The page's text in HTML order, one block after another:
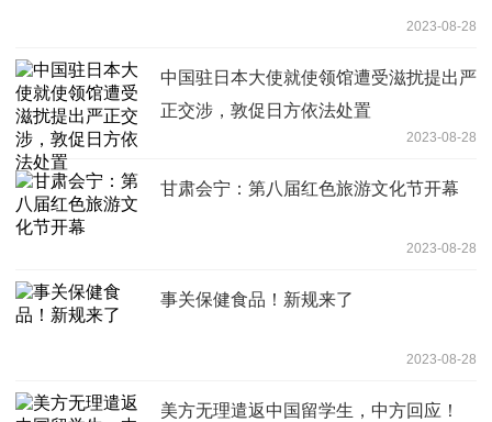
2023-08-28
中国驻日本大使就使领馆遭受滋扰提出严
正交涉，敦促日方依法处置
2023-08-28
甘肃会宁：第八届红色旅游文化节开幕
2023-08-28
事关保健食品！新规来了
2023-08-28
美方无理遣返中国留学生，中方回应！